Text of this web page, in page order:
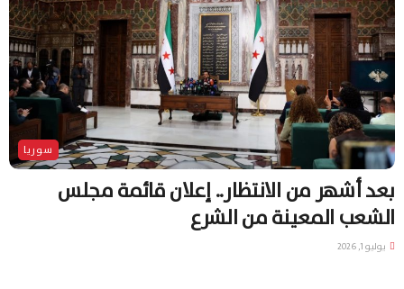
سوريا
بعد أشهر من الانتظار.. إعلان قائمة مجلس
الشعب المعينة من الشرع
يوليو 1, 2026